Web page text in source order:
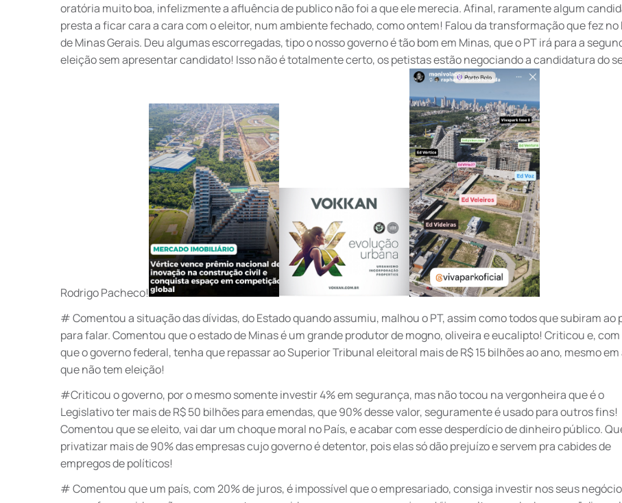
oratória muito boa, infelizmente a afluência de publico não foi a que ele merecia. Afinal, raramente algum
presta a ficar cara a cara com o eleitor, num ambiente fechado, como ontem! Falou da transformação que fez no
de Minas Gerais. Deu algumas escorregadas, tipo o nosso governo é tão bom em Minas, que o PT irá para a
eleição sem apresentar candidato! Isso não é totalmente certo, os petistas estão negociando a candidatura do
Rodrigo Pacheco!
# Comentou a situação das dívidas, do Estado quando assumiu, malhou o PT, assim como todos que subiram ao
para falar. Comentou que o estado de Minas é um grande produtor de mogno, oliveira e eucalipto! Criticou e, com
que o governo federal, tenha que repassar ao Superior Tribunal eleitoral mais de R$ 15 bilhões ao ano, mesmo
que não tem eleição!
#Criticou o governo, por o mesmo somente investir 4% em segurança, mas não tocou na vergonheira que é o
Legislativo ter mais de R$ 50 bilhões para emendas, que 90% desse valor, seguramente é usado para outros fins!
Comentou que se eleito, vai dar um choque moral no País, e acabar com esse desperdício de dinheiro público.
privatizar mais de 90% das empresas cujo governo é detentor, pois elas só dão prejuízo e servem pra cabides de
empregos de políticos!
# Comentou que um país, com 20% de juros, é impossível que o empresariado, consiga investir nos seus